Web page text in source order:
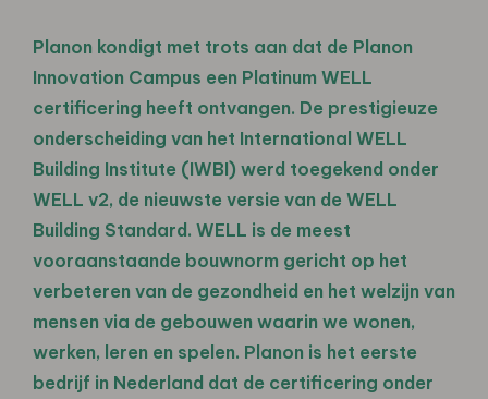
Planon kondigt met trots aan dat de Planon
Innovation Campus een Platinum WELL
certificering heeft ontvangen. De prestigieuze
onderscheiding van het International WELL
Building Institute (IWBI) werd toegekend onder
WELL v2, de nieuwste versie van de WELL
Building Standard. WELL is de meest
vooraanstaande bouwnorm gericht op het
verbeteren van de gezondheid en het welzijn van
mensen via de gebouwen waarin we wonen,
werken, leren en spelen. Planon is het eerste
bedrijf in Nederland dat de certificering onder